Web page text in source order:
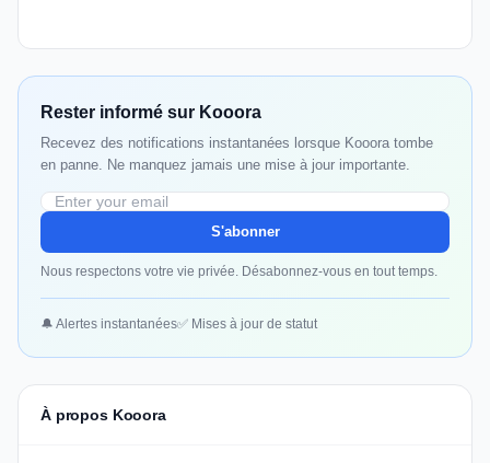
Rester informé sur Kooora
Recevez des notifications instantanées lorsque Kooora tombe
en panne. Ne manquez jamais une mise à jour importante.
S'abonner
Nous respectons votre vie privée. Désabonnez-vous en tout temps.
🔔 Alertes instantanées✅ Mises à jour de statut
À propos Kooora